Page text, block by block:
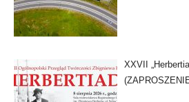
XXVII